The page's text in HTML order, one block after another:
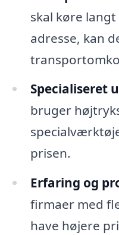
skal køre
adresse, kan
Specialiseret
bruger
prisen.
Erfaring og
firmaer med
have højere